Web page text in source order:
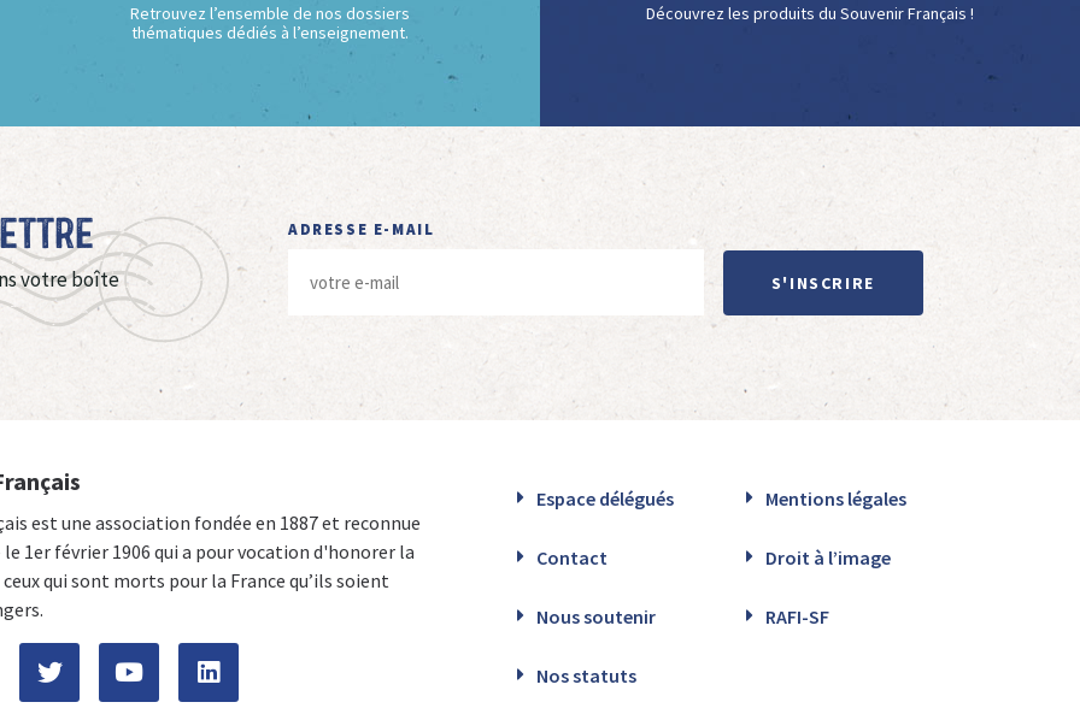
Retrouvez l’ensemble de nos dossiers
thématiques dédiés à l’enseignement.
Découvrez les produits du Souvenir Français !
votre boîte
ADRESSE E-MAIL
S'INSCRIRE
est une association fondée en 1887 et reconnue
1er février 1906 qui a pour vocation d'honorer la
qui sont morts pour la France qu’ils soient
Espace délégués Mentions légales
Contact Droit à l’image
Nous soutenir RAFI-SF
Nos statuts